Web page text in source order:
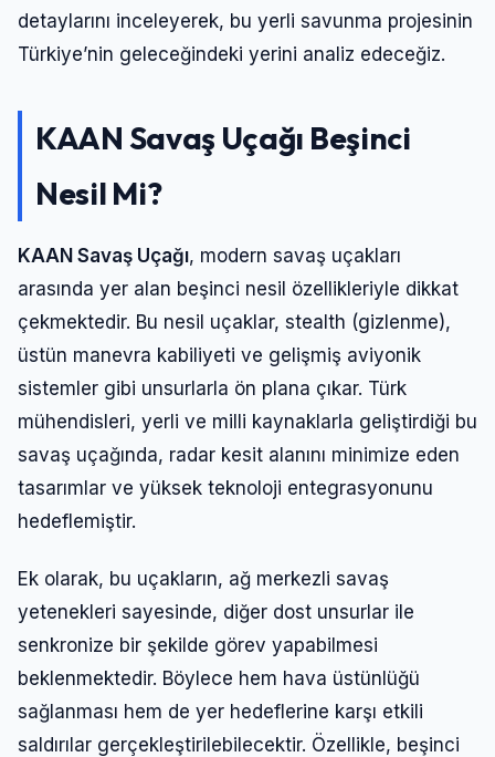
detaylarını inceleyerek, bu yerli savunma projesinin
Türkiye’nin geleceğindeki yerini analiz edeceğiz.
KAAN Savaş Uçağı Beşinci
Nesil Mi?
KAAN Savaş Uçağı, modern savaş uçakları
arasında yer alan beşinci nesil özellikleriyle dikkat
çekmektedir. Bu nesil uçaklar, stealth (gizlenme),
üstün manevra kabiliyeti ve gelişmiş aviyonik
sistemler gibi unsurlarla ön plana çıkar. Türk
mühendisleri, yerli ve milli kaynaklarla geliştirdiği bu
savaş uçağında, radar kesit alanını minimize eden
tasarımlar ve yüksek teknoloji entegrasyonunu
hedeflemiştir.
Ek olarak, bu uçakların, ağ merkezli savaş
yetenekleri sayesinde, diğer dost unsurlar ile
senkronize bir şekilde görev yapabilmesi
beklenmektedir. Böylece hem hava üstünlüğü
sağlanması hem de yer hedeflerine karşı etkili
saldırılar gerçekleştirilebilecektir. Özellikle, beşinci